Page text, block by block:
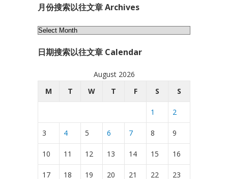
月份搜索以往文章 Archives
月
搜
文
日期搜索以往文章 Calendar
August 2026
M
T W T F S S
1 2
3 4 5 6 7 8 9
10 11 12 13 14 15 16
17 18 19 20 21 22 23